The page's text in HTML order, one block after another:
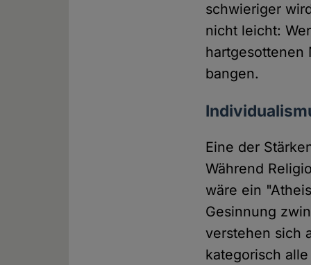
schwieriger
nicht leicht:
hartgesottenen
bangen.
Eine der
Während
wäre ein
Gesinnung
verstehen sich
kategorisch